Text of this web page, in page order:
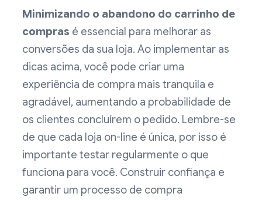
Minimizando o abandono do carrinho de
compras é essencial para melhorar as
conversões da sua loja. Ao implementar as
dicas acima, você pode criar uma
experiência de compra mais tranquila e
agradável, aumentando a probabilidade de
os clientes concluírem o pedido. Lembre-se
de que cada loja on-line é única, por isso é
importante testar regularmente o que
funciona para você. Construir confiança e
garantir um processo de compra